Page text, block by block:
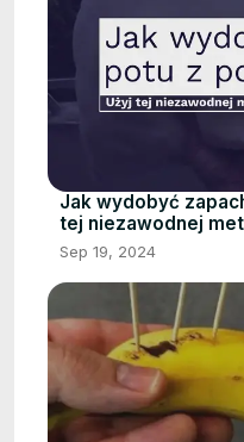
Jak wydobyć
tej niezawodnej
Sep 19, 2024